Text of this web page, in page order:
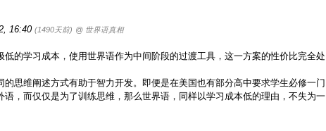
16:40 (1490天前) @ 世界语真相
的学习成本，使用世界语作为中间阶段的过渡工具，这一方案的性价比完全处
思维阐述方式有助于智力开发。即便是在美国也有部分高中要求学生必修一门
，而仅仅是为了训练思维，那么世界语，同样以学习成本低的理由，不失为一